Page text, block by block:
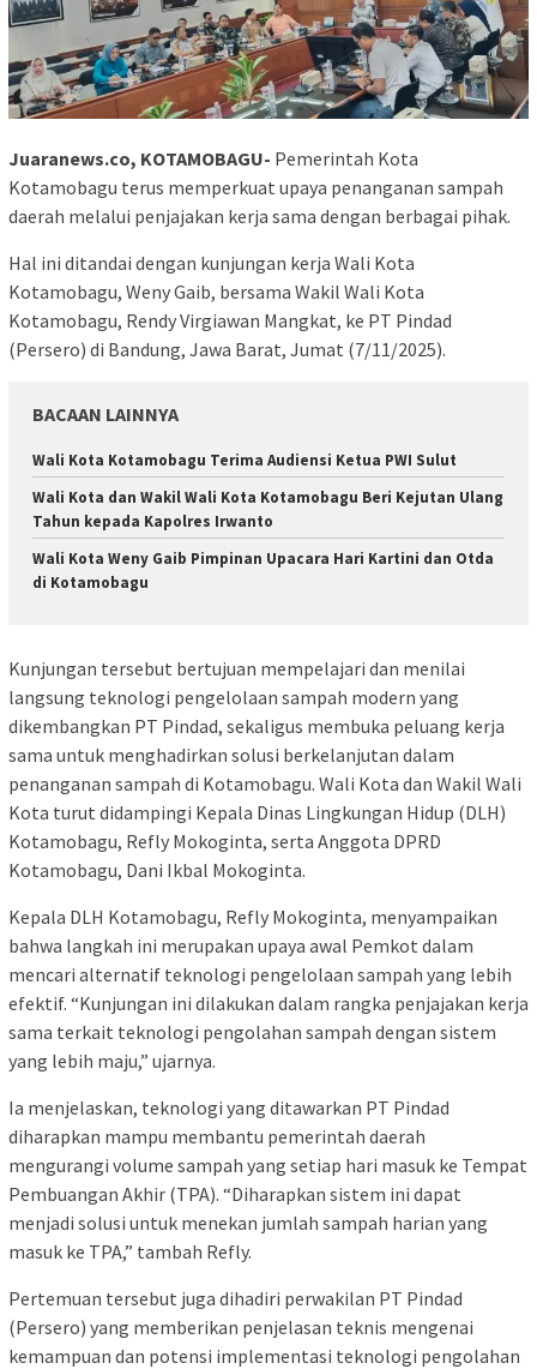
Juaranews.co, KOTAMOBAGU- Pemerintah Kota
Kotamobagu terus memperkuat upaya penanganan sampah
daerah melalui penjajakan kerja sama dengan berbagai pihak.
Hal ini ditandai dengan kunjungan kerja Wali Kota
Kotamobagu, Weny Gaib, bersama Wakil Wali Kota
Kotamobagu, Rendy Virgiawan Mangkat, ke PT Pindad
(Persero) di Bandung, Jawa Barat, Jumat (7/11/2025).
BACAAN LAINNYA
Wali Kota Kotamobagu Terima Audiensi Ketua PWI Sulut
Wali Kota dan Wakil Wali Kota Kotamobagu Beri Kejutan Ulang
Tahun kepada Kapolres Irwanto
Wali Kota Weny Gaib Pimpinan Upacara Hari Kartini dan Otda
di Kotamobagu
Kunjungan tersebut bertujuan mempelajari dan menilai
langsung teknologi pengelolaan sampah modern yang
dikembangkan PT Pindad, sekaligus membuka peluang kerja
sama untuk menghadirkan solusi berkelanjutan dalam
penanganan sampah di Kotamobagu. Wali Kota dan Wakil Wali
Kota turut didampingi Kepala Dinas Lingkungan Hidup (DLH)
Kotamobagu, Refly Mokoginta, serta Anggota DPRD
Kotamobagu, Dani Ikbal Mokoginta.
Kepala DLH Kotamobagu, Refly Mokoginta, menyampaikan
bahwa langkah ini merupakan upaya awal Pemkot dalam
mencari alternatif teknologi pengelolaan sampah yang lebih
efektif. “Kunjungan ini dilakukan dalam rangka penjajakan kerja
sama terkait teknologi pengolahan sampah dengan sistem
yang lebih maju,” ujarnya.
Ia menjelaskan, teknologi yang ditawarkan PT Pindad
diharapkan mampu membantu pemerintah daerah
mengurangi volume sampah yang setiap hari masuk ke Tempat
Pembuangan Akhir (TPA). “Diharapkan sistem ini dapat
menjadi solusi untuk menekan jumlah sampah harian yang
masuk ke TPA,” tambah Refly.
Pertemuan tersebut juga dihadiri perwakilan PT Pindad
(Persero) yang memberikan penjelasan teknis mengenai
kemampuan dan potensi implementasi teknologi pengolahan